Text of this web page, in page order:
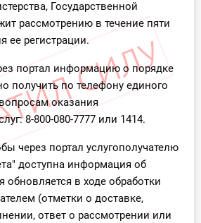
Государственной
рассмотрению в течение пяти
ее регистрации.
портал информацию о порядке
получить по телефону единого
оказания
8-800-080-7777 или 1414.
через портал услугополучателю
доступна информация об
обновляется в ходе обработки
(отметки о доставке,
ответ о рассмотрении или